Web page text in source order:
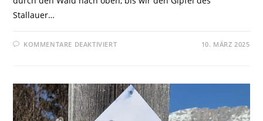
Stallauer…
KOMMENTARE DEAKTIVIERT 10. MÄRZ 2025